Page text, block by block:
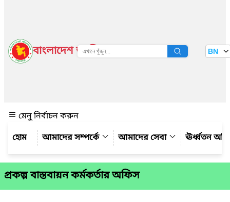
বাংলাদেশ জাতীয় তথ্য বাতায়ন BN
মেনু নির্বাচন করুন
আমাদের সম্পর্কে
আমাদের সেবা ঊর্ধ্বতন
প্রকল্প বাস্তবায়ন কর্মকর্তার অফিস